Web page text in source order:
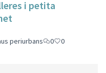
i petita
periurbans
0
0